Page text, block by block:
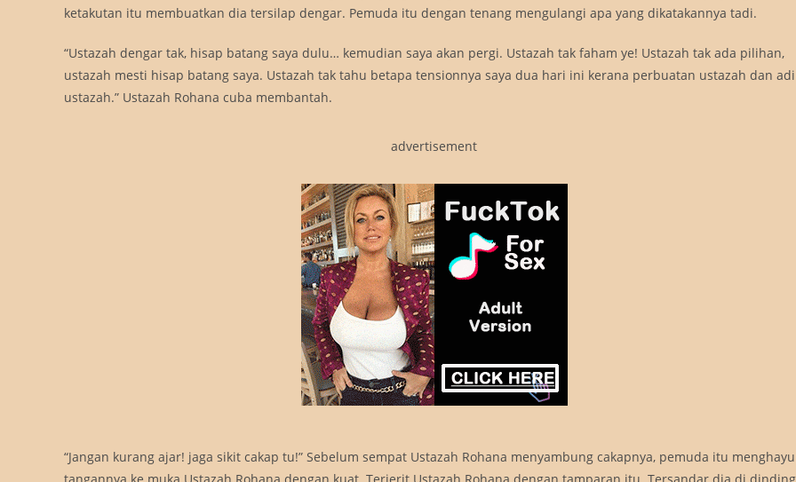
ketakutan itu membuatkan dia tersilap dengar. Pemuda itu dengan tenang mengulangi apa yang dikatakannya tadi.
“Ustazah dengar tak, hisap batang saya dulu… kemudian saya akan pergi. Ustazah tak faham ye! Ustazah tak ada pilihan,
ustazah mesti hisap batang saya. Ustazah tak tahu betapa tensionnya saya dua hari ini kerana perbuatan ustazah dan
ustazah.” Ustazah Rohana cuba membantah.
advertisement
“Jangan kurang ajar! jaga sikit cakap tu!” Sebelum sempat Ustazah Rohana menyambung cakapnya, pemuda itu